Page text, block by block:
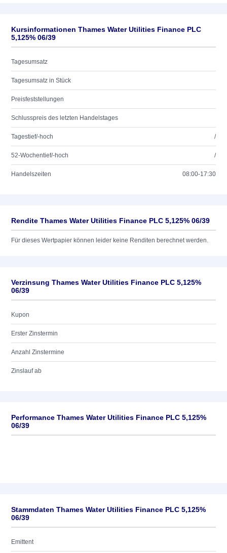
Kursinformationen Thames Water Utilities Finance PLC
5,125% 06/39
Tagesumsatz
Tagesumsatz in Stück
Preisfeststellungen
Schlusspreis des letzten Handelstages
Tagestief/-hoch /
52-Wochentief/-hoch /
Handelszeiten 08:00-17:30
Rendite Thames Water Utilities Finance PLC 5,125% 06/39
Für dieses Wertpapier können leider keine Renditen berechnet werden.
Verzinsung Thames Water Utilities Finance PLC 5,125%
06/39
Kupon
Erster Zinstermin
Anzahl Zinstermine
Zinslauf ab
Performance Thames Water Utilities Finance PLC 5,125%
06/39
Stammdaten Thames Water Utilities Finance PLC 5,125%
06/39
Emittent